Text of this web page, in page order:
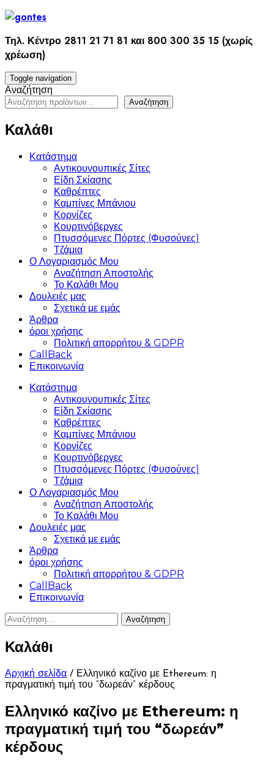
Skip
Τηλ. Κέντρο 2811 21 71 81 και 800 300 35 15 (χωρίς
χρέωση)
Toggle navigation
Αναζήτηση
Αναζήτηση
Καλάθι
Κατάστημα
Αντικουνουπικές Σίτες
Είδη Σκίασης
Καθρέπτες
Καμπίνες Μπάνιου
Κορνίζες
Κουρτινόβεργες
Πτυσσόμενες Πόρτες (Φυσούνες)
Τζάμια
Ο Λογαριασμός Μου
Αναζήτηση Αποστολής
Το Καλάθι Μου
Δουλειές μας
Σχετικά με εμάς
Άρθρα
όροι χρήσης
Πολιτική απορρήτου & GDPR
CallBack
Επικοινωνία
Κατάστημα
Αντικουνουπικές Σίτες
Είδη Σκίασης
Καθρέπτες
Καμπίνες Μπάνιου
Κορνίζες
Κουρτινόβεργες
Πτυσσόμενες Πόρτες (Φυσούνες)
Τζάμια
Ο Λογαριασμός Μου
Αναζήτηση Αποστολής
Το Καλάθι Μου
Δουλειές μας
Σχετικά με εμάς
Άρθρα
όροι χρήσης
Πολιτική απορρήτου & GDPR
CallBack
Επικοινωνία
Αναζήτηση
Καλάθι
Αρχική σελίδα / Ελληνικό καζίνο με Ethereum: η
πραγματική τιμή του “δωρεάν” κέρδους
Ελληνικό καζίνο με Ethereum: η
πραγματική τιμή του “δωρεάν”
κέρδους